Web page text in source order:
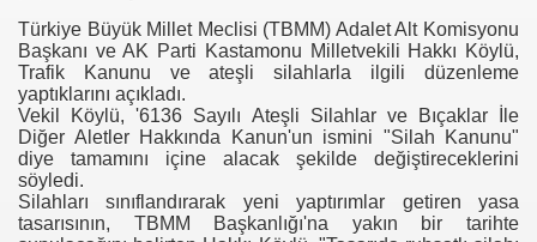
Türkiye Büyük Millet Meclisi (TBMM) Adalet Alt Komisyonu
Başkanı ve AK Parti Kastamonu Milletvekili Hakkı Köylü,
Trafik Kanunu ve ateşli silahlarla ilgili düzenleme
yaptıklarını açıkladı.
Vekil Köylü, '6136 Sayılı Ateşli Silahlar ve Bıçaklar İle
Diğer Aletler Hakkında Kanun'un ismini "Silah Kanunu"
diye tamamını içine alacak şekilde değiştireceklerini
söyledi.
Silahları sınıflandırarak yeni yaptırımlar getiren yasa
tasarısının, TBMM Başkanlığı'na yakın bir tarihte